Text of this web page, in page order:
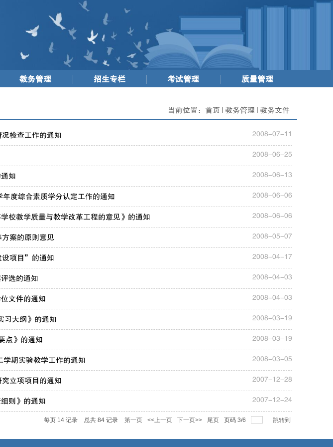
教务管理 招生专栏 考试管理 质量管理
当前位置： 首页 教务管理 教务文件
2008-07-11
检查工作的通知
2008-06-25
2008-06-13
知
2008-06-06
度综合素质学分认定工作的通知
2008-06-06
校教学质量与教学改革工程的意见》的通知
2008-05-07
案的原则意见
2008-04-17
设项目”的通知
2008-04-03
选的通知
2008-04-03
文件的通知
2008-03-19
习大纲》的通知
2008-03-19
点》的通知
2008-03-05
学期实验教学工作的通知
2007-12-28
立项项目的通知
2007-12-24
则》的通知
每页 14 记录 总共 84 记录 第一页 <<上一页 下一页>> 尾页 页码 3/6 跳转到